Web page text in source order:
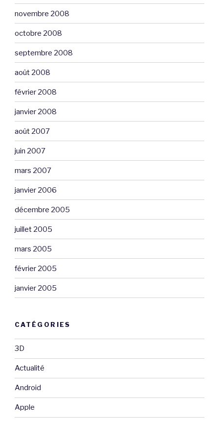
novembre 2008
octobre 2008
septembre 2008
août 2008
février 2008
janvier 2008
août 2007
juin 2007
mars 2007
janvier 2006
décembre 2005
juillet 2005
mars 2005
février 2005
janvier 2005
CATÉGORIES
3D
Actualité
Android
Apple